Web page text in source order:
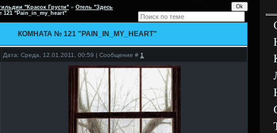
"Красок Грусти" » Отель "Здесь
121 "Pain_in_my_heart"
КОМНАТА № 121 "PAIN_IN_MY_HEART"
Дата: Среда, 12.01.2011, 00:59 | Сообщение # 1